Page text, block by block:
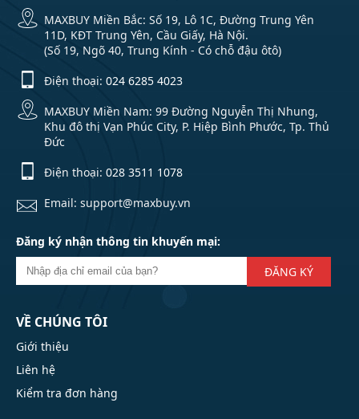
MAXBUY Miền Bắc: Số 19, Lô 1C, Đường Trung Yên
11D, KĐT Trung Yên, Cầu Giấy, Hà Nội.
(Số 19, Ngõ 40, Trung Kính - Có chỗ đậu ôtô)
Điện thoại: 024 6285 4023
MAXBUY Miền Nam: 99 Đường Nguyễn Thị Nhung,
Khu đô thị Vạn Phúc City, P. Hiệp Bình Phước, Tp. Thủ
Đức
Điện thoại: 028 3511 1078
Email: support@maxbuy.vn
Đăng ký nhận thông tin khuyến mại:
ĐĂNG KÝ
VỀ CHÚNG TÔI
Giới thiệu
Liên hệ
Kiểm tra đơn hàng